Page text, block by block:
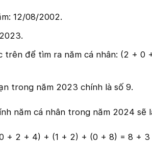
12/08/2002.
trên để tìm ra năm cá nhân: (2 + 0
trong năm 2023 chính là số 9.
năm cá nhân trong năm 2024 sẽ
+ 2 + 4) + (1 + 2) + (0 + 8) = 8 + 3